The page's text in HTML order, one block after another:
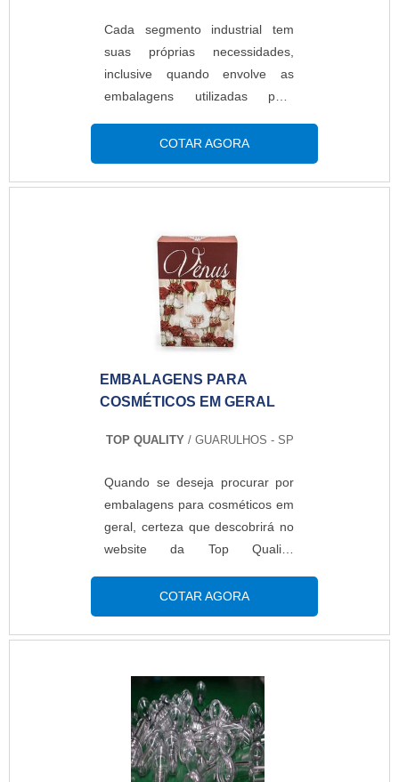
Cada segmento industrial tem
suas próprias necessidades,
inclusive quando envolve as
embalagens utilizadas para
cenário, a Micro Bag surge como
uma grande aliada, oferecendo
produtos de alta qualidade e
populares do mercado. AS
PRINCIPAIS INFORMAÇÕES
SOBRE O PRODUTOTratando
do filme do tipo contrátil, dentre
os vários ramos de atuação, é
embalagem extremamente
versátil, produzida de polietileno
características lisas ou
envasado e do segmento que o
utiliza, o modelo torna-se
imprescindível para a indústria
alimentícia, veterinária, dentre
diversas outras que atuem com
COTAR AGORA
EMBALAGENS PARA
COSMÉTICOS EM GERAL
TOP QUALITY/ GUARULHOS - SP
Quando se deseja procurar por
embalagens para cosméticos em
geral, certeza que descobrirá no
website da Top Quality.
detalhado por meio da própria
empresa e conhecendo a maior
referência de qualidade da área
assertiva.DETALHES SOBRE AS
EMBALAGENS PARA
COSMÉTICOS EM GERALSe
alguém quer achar embalagens
para cosméticos em geral em
COTAR AGORA